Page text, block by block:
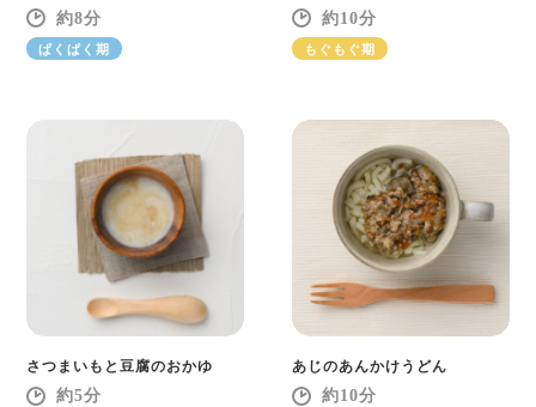
8
ぱくぱく期
10
もぐもぐ期
さつまいもと豆腐のおかゆ
5
あじのあんかけうどん
10